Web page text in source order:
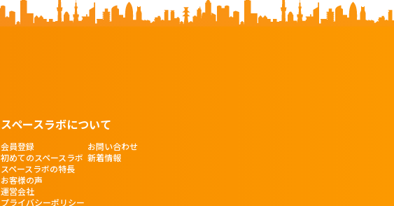
スペースラボについて
会員登録
初めてのスペースラボ
スペースラボの特長
お客様の声
運営会社
プライバシーポリシー
お問い合わせ
新着情報